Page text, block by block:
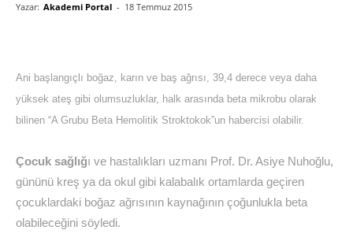
Yazar: Akademi Portal - 18 Temmuz 2015
Ani başlangıçlı boğaz, karın ve baş ağrısı, 39,4 derece veya daha
yüksek ateş gibi olumsuzluklar, halk arasında beta mikrobu olarak
bilinen “A Grubu Beta Hemolitik Stroktokok”un habercisi olabilir.
Çocuk sağlığı ve hastalıkları uzmanı Prof. Dr. Asiye Nuhoğlu,
gününü kreş ya da okul gibi kalabalık ortamlarda geçiren
çocuklardaki boğaz ağrısının kaynağının çoğunlukla beta
olabileceğini söyledi.